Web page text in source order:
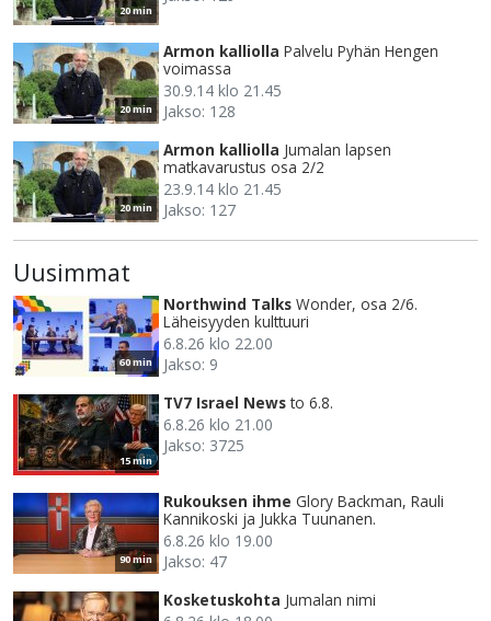
20 min
20 min
Armon kalliolla Palvelu Pyhän Hengen
voimassa
30.9.14 klo 21.45
Jakso: 128
20 min
Armon kalliolla Jumalan lapsen
matkavarustus osa 2/2
23.9.14 klo 21.45
Jakso: 127
Uusimmat
60 min
Northwind Talks Wonder, osa 2/6.
Läheisyyden kulttuuri
6.8.26 klo 22.00
Jakso: 9
15 min
TV7 Israel News to 6.8.
6.8.26 klo 21.00
Jakso: 3725
90 min
Rukouksen ihme Glory Backman, Rauli
Kannikoski ja Jukka Tuunanen.
6.8.26 klo 19.00
Jakso: 47
Kosketuskohta Jumalan nimi